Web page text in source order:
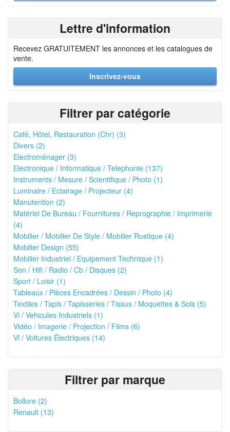
Lettre d'information
Recevez GRATUITEMENT les annonces et les catalogues de
vente.
Inscrivez-vous
Filtrer par catégorie
Café, Hôtel, Restauration (Chr) (3)
Divers (2)
Electroménager (3)
Electronique / Informatique / Telephonie (137)
Instruments / Mesure / Scientifique / Photo (1)
Luminaire / Eclairage / Projecteur (4)
Manutention (2)
Matériel De Bureau / Fournitures / Reprographie / Imprimerie
(4)
Mobilier / Mobilier De Style / Mobilier Rustique (4)
Mobilier Design (55)
Mobilier Industriel / Equipement Technique (1)
Son / Hifi / Radio / Cb / Disques (2)
Sport / Loisir (1)
Tableaux / Pièces Encadrées / Dessin / Photo (4)
Textiles / Tapis / Tapisseries / Tissus / Moquettes & Sols (5)
Vi / Vehicules Industriels (1)
Vidéo / Imagerie / Projection / Films (6)
Vl / Voitures Électriques (14)
Filtrer par marque
Bollore (2)
Renault (13)